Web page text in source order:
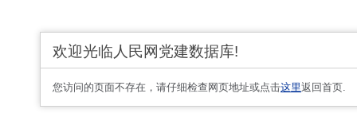
欢迎光临人民网党建数据库!
您访问的页面不存在，请仔细检查网页地址或点击这里返回首页.